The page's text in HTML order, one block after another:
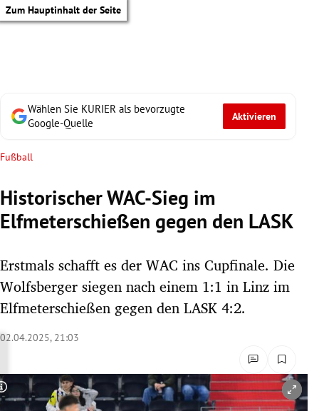
Zum Hauptinhalt der Seite
Untermenü
Untermenü
Untermenü
Wählen Sie KURIER als bevorzugte
Google-Quelle
Aktivieren
Fußball
Historischer WAC-Sieg im
Elfmeterschießen gegen den LASK
Erstmals schafft es der WAC ins Cupfinale. Die
Wolfsberger siegen nach einem 1:1 in Linz im
Elfmeterschießen gegen den LASK 4:2.
02.04.2025, 21:03
Copyright-Hinweis öffnen/schließen